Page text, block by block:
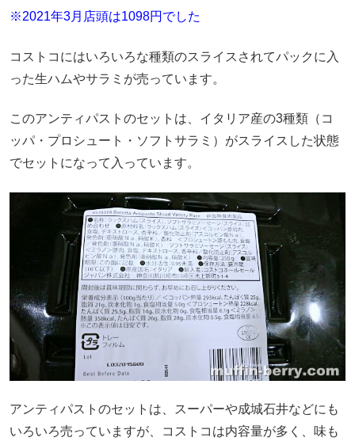
※2021年3月店頭は1098円でした
コストコにはいろいろな種類のスライスされてパックに入
った生ハムやサラミが売っています。
このアンティパストのセットは、イタリア産の3種類（コ
ッパ・プロシュート・ソフトサラミ）がスライスした状態
でセットになって入っています。
アンティパストのセットは、スーパーや成城石井などにも
いろいろ売っていますが、コストコは内容量が多く、味も